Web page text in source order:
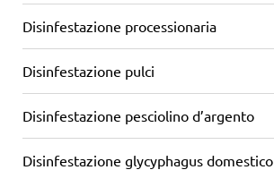
Disinfestazione processionaria
Disinfestazione pulci
Disinfestazione pesciolino d’argento
Disinfestazione glycyphagus domestico